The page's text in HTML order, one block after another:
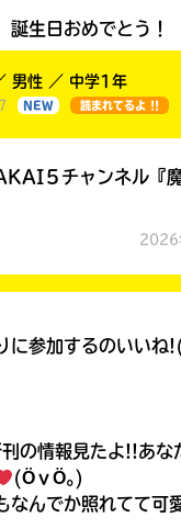
誕生日おめでとう！
男性 ／ 中学1年
NEW 読まれてるよ !!
５チャンネル『
2026
に参加するのいい
の情報見たよ!!あな
(ӦｖӦ｡)
なんでか照れてて可